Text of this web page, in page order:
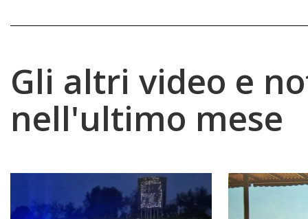
Gli altri video e
nell'ultimo mese